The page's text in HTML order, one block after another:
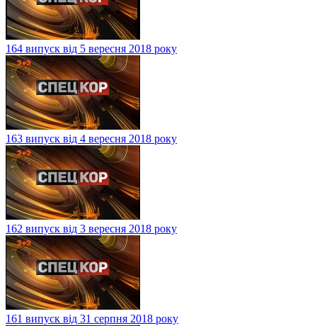
164 випуск від 5 вересня 2018 року
163 випуск від 4 вересня 2018 року
162 випуск від 3 вересня 2018 року
161 випуск від 31 серпня 2018 року